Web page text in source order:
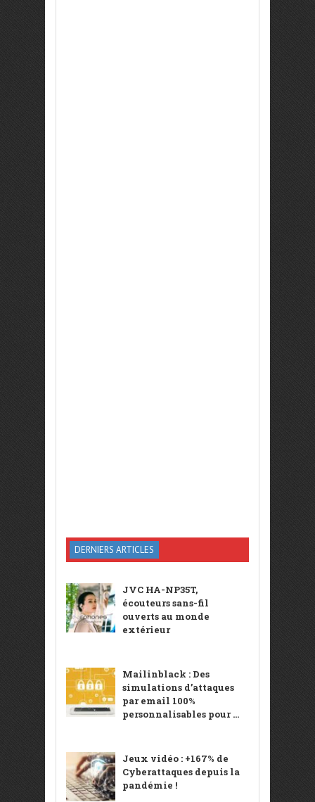
DERNIERS ARTICLES
JVC HA-NP35T,
écouteurs sans-fil
ouverts au monde
extérieur
Mailinblack : Des
simulations d’attaques
par email 100%
personnalisables pour ...
Jeux vidéo : +167% de
Cyberattaques depuis la
pandémie !